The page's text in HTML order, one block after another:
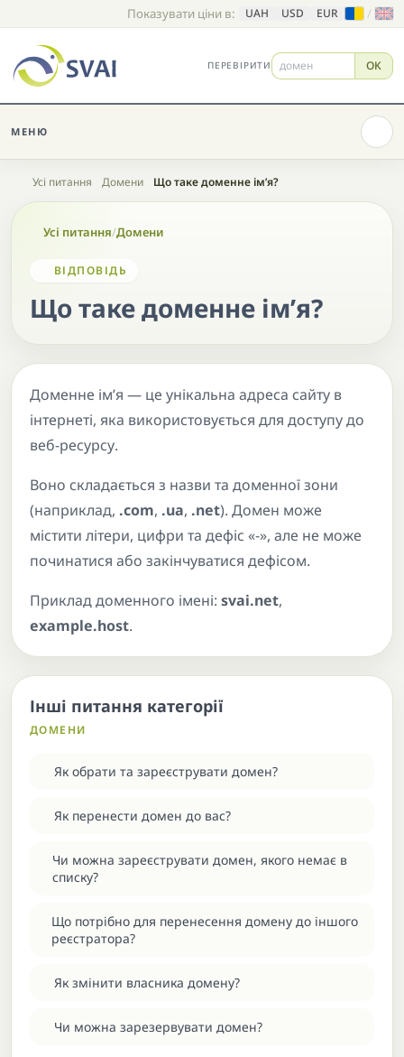
Показувати ціни в: UAH USD EUR /
ПЕРЕВІРИТИ OK
МЕНЮ
Головна
Усі питання Домени Що таке доменне ім’я?
Усі питання/Домени
ВІДПОВІДЬ
Що таке доменне ім’я?
Доменне ім’я — це унікальна адреса сайту в
інтернеті, яка використовується для доступу до
веб-ресурсу.
Воно складається з назви та доменної зони
(наприклад, .com, .ua, .net). Домен може
містити літери, цифри та дефіс «-», але не може
починатися або закінчуватися дефісом.
Приклад доменного імені: svai.net,
example.host.
Інші питання категорії
ДОМЕНИ
Як обрати та зареєструвати домен?
Як перенести домен до вас?
Чи можна зареєструвати домен, якого немає в
списку?
Що потрібно для перенесення домену до іншого
реєстратора?
Як змінити власника домену?
Чи можна зарезервувати домен?